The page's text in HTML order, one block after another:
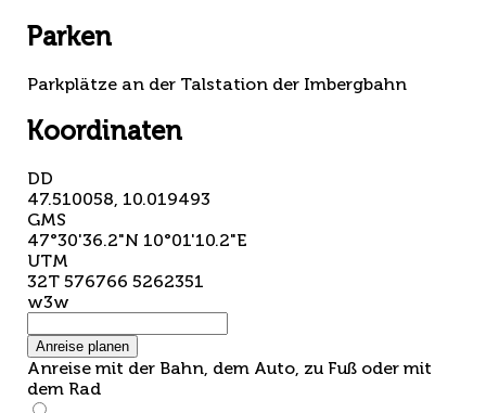
Parken
Parkplätze an der Talstation der Imbergbahn
Koordinaten
DD
47.510058, 10.019493
GMS
47°30'36.2"N 10°01'10.2"E
UTM
32T 576766 5262351
w3w
Anreise planen
Anreise mit der Bahn, dem Auto, zu Fuß oder mit
dem Rad